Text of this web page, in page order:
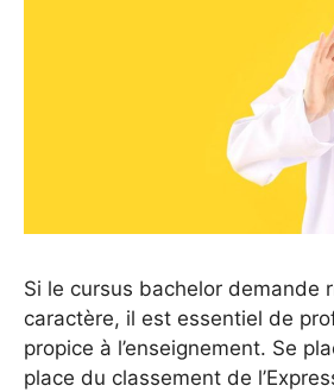
Si le cursus bachelor demande
caractère, il est essentiel de
propice à l’enseignement. Se
place du classement de